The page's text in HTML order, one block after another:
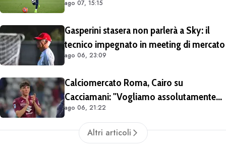
Bologna
ago 07, 15:15
Gasperini stasera non parlerà a Sky: il
tecnico impegnato in meeting di mercato
ago 06, 23:09
Calciomercato Roma, Cairo su
Cacciamani: "Vogliamo assolutamente
tenerlo". Distanza tra i club sulla
valutazione del giocatore
ago 06, 21:22
Altri articoli